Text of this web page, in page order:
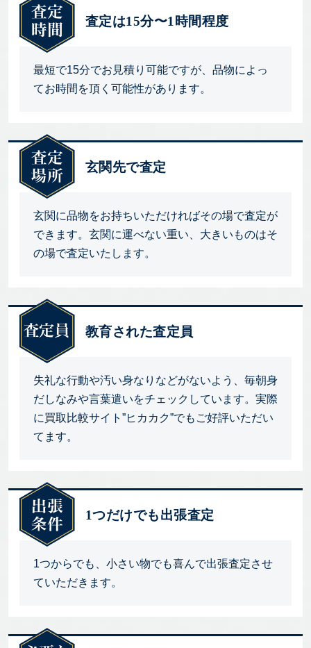
査定は15分〜1時間程度
最短で15分でお見積り可能ですが、品物によっ
てお時間を頂く可能性があります。
玄関先で査定
玄関に品物をお持ちいただければその場で査定が
できます。玄関に運べない重い、大きいものはそ
の場で査定いたします。
教育された査定員
失礼な行動や汚い身なりなどがないよう、毎朝身
だしなみや言葉遣いをチェックしています。実際
に買取比較サイト”ヒカカク”でもご好評いただい
てます。
1つだけでも出張査定
1つからでも、小さい物でも喜んで出張査定させ
ていただきます。